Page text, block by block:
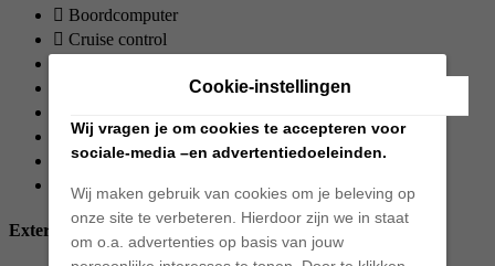
Boordcomputer
Cruise control
Elek. bedienbare ramen
Elek. verstelbare spiegels
In hoogte verstelbaar stuur
Exterieur
Cookie-instellingen
Wij vragen je om cookies te accepteren voor
sociale-media –en advertentiedoeleinden.
Wij maken gebruik van cookies om je beleving op
onze site te verbeteren. Hierdoor zijn we in staat
om o.a. advertenties op basis van jouw